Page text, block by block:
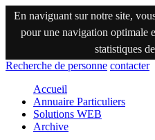
En naviguant sur notre site,
pour une navigation optimale
statistiques
Recherche de personne contacter
Accueil
Annuaire Particuliers
Solutions WEB
Archive